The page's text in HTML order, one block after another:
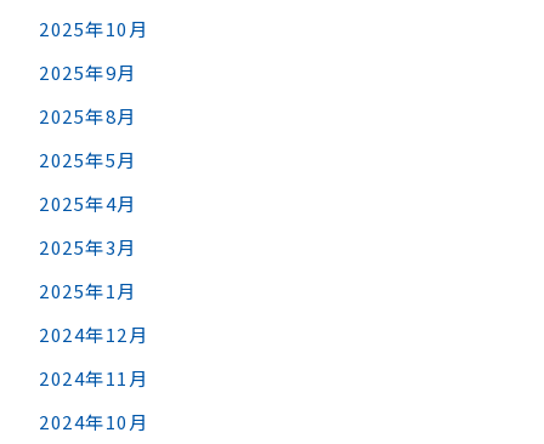
2025年10月
2025年9月
2025年8月
2025年5月
2025年4月
2025年3月
2025年1月
2024年12月
2024年11月
2024年10月